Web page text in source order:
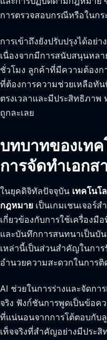
การตรวจสอบกรณีหรือในก
การเข้าถึงยังปรับปรุงได้อย่า
เนื่องจากมีการสนับสนุนหล
ชั่วโมง ลูกค้าที่มีความต้อง
ที่ต้องการความช่วยเหลือทั
ตรงเวลาและมีประสิทธิภา
ถูกละเลย
บทบาทของเทค
การจัดทำเอก
ในยุคดิจิทัลปัจจุบัน เทคโนโ
กฎหมาย เป็นเกมเชนเจอร์
เกี่ยวข้องกับการใช้เครื่องมื
และบันทึกการสนทนาเป็นบั
เหล่านี้เป็นส่วนสำคัญในกา
อำนวยความสะดวกในการ
AI ช่วยในการร่างและจัดกา
จริง ฟังก์ชันการพูดเป็นข้อค
ที่แน่นอนจากการโต้ตอบกับ
เท็จจริงที่สำคัญอย่างมีประ